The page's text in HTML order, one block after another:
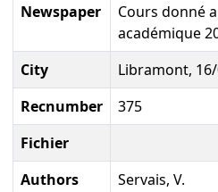
Newspaper
Cours donné
académique
City
Libramont,
Recnumber
375
Fichier
Authors
Servais, V.